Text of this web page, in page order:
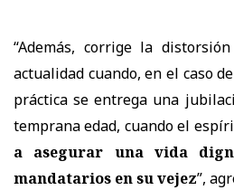
“Además, corrige la
actualidad cuando, en el caso
práctica se entrega una
temprana edad, cuando el
a asegurar una vida
mandatarios en su vejez”,